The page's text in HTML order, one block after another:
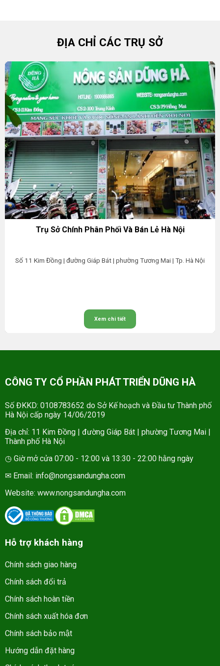
ĐỊA CHỈ CÁC TRỤ SỞ
Trụ Sở Chính Phân Phối Và Bán Lẻ Hà Nội
Số 11 Kim Đồng | đường Giáp Bát | phường Tương Mai | Tp. Hà Nội
Xem chi tiết
CÔNG TY CỔ PHẦN PHÁT TRIỂN DŨNG HÀ
Số ĐKKD: 0108783652 do Sở Kế hoạch và Đầu tư Thành phố
Hà Nội cấp ngày 14/06/2019
Địa chỉ: 11 Kim Đồng | đường Giáp Bát | phường Tương Mai |
Thành phố Hà Nội
◷ Giờ mở cửa 07:00 - 12:00 và 13:30 - 22:00 hằng ngày
✉ Email: info@nongsandungha.com
Website: www.nongsandungha.com
Hỗ trợ khách hàng
Chính sách giao hàng
Chính sách đổi trả
Chính sách hoàn tiền
Chính sách xuất hóa đơn
Chính sách bảo mật
Hướng dẫn đặt hàng